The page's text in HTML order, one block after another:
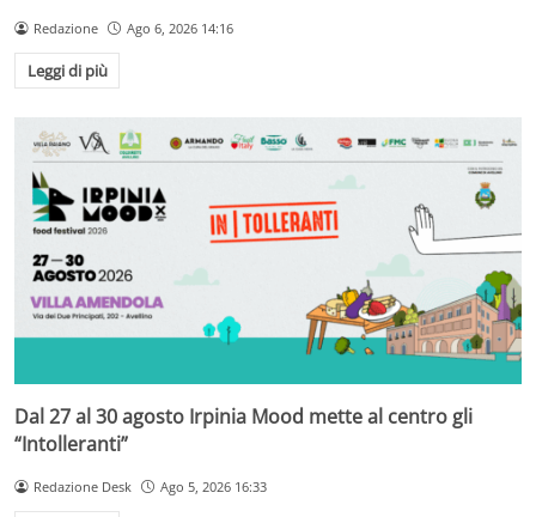
Redazione Ago 6, 2026 14:16
Leggi di più
Dal 27 al 30 agosto Irpinia Mood mette al centro gli
“Intolleranti”
Redazione Desk Ago 5, 2026 16:33